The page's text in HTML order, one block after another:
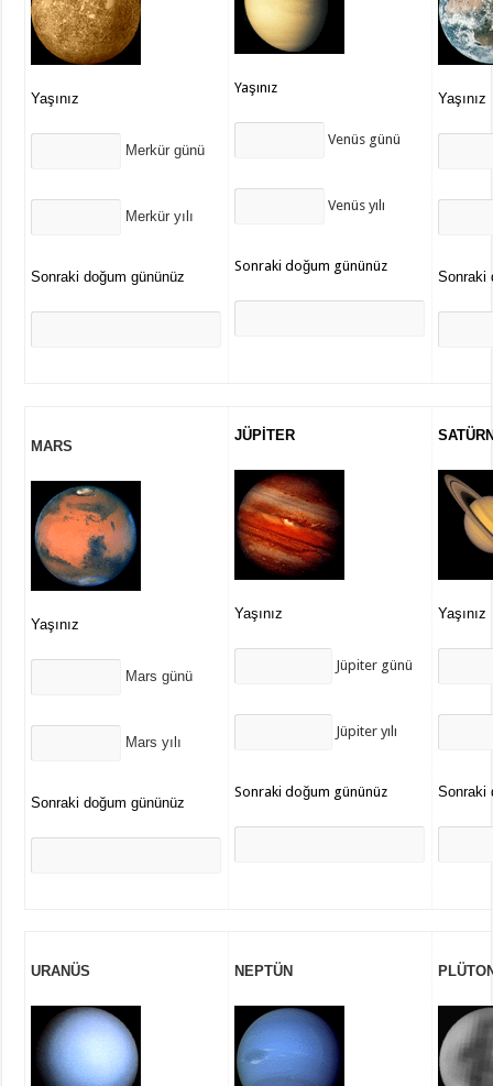
Yaşınız
Merkür günü
Merkür yılı
Sonraki doğum gününüz
Yaşınız
Venüs günü
Venüs yılı
Sonraki doğum gününüz
Yaşınız
Sonraki
MARS
Yaşınız
Mars günü
Mars yılı
Sonraki doğum gününüz
JÜPİTER
Yaşınız
Jüpiter günü
Jüpiter yılı
Sonraki doğum gününüz
Yaşınız
Sonraki
URANÜS NEPTÜN